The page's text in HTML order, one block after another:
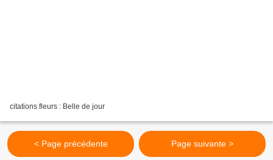
citations fleurs : Belle de jour
< Page précédente Page suivante >